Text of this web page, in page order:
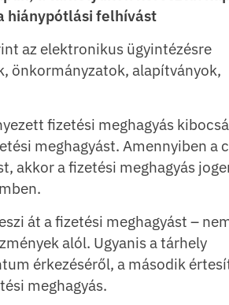
hiánypótlási felhívást
az elektronikus ügyintézésre
önkormányzatok, alapítványok,
fizetési meghagyás
meghagyást. Amennyiben a
akkor a fizetési meghagyás
át a fizetési meghagyást –
alól. Ugyanis a tárhely
érkezéséről, a második
meghagyás.